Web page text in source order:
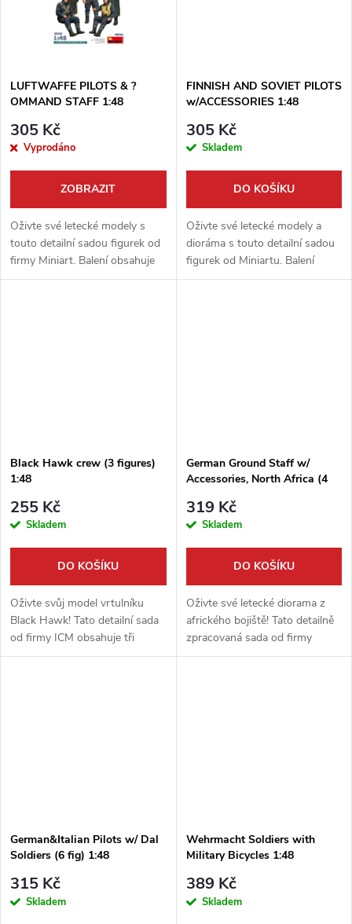
LUFTWAFFE PILOTS & ?
OMMAND STAFF 1:48
305 Kč
Vyprodáno
ZOBRAZIT
Oživte své letecké modely s
touto detailní sadou figurek od
firmy Miniart. Balení obsahuje
figurky pilotů a členů
FINNISH AND SOVIET PILOTS
w/ACCESSORIES 1:48
305 Kč
Skladem
DO KOŠÍKU
Oživte své letecké modely a
dioráma s touto detailní sadou
figurek od Miniartu. Balení
obsahuje postavy finských a
Black Hawk crew (3 figures)
1:48
255 Kč
Skladem
DO KOŠÍKU
Oživte svůj model vrtulníku
Black Hawk! Tato detailní sada
od firmy ICM obsahuje tři
figurky moderní americké
German Ground Staff w/
Accessories, North Africa (4
319 Kč
Skladem
DO KOŠÍKU
Oživte své letecké diorama z
afrického bojiště! Tato detailně
zpracovaná sada od firmy
Miniart obsahuje čtyři figurky
German&Italian Pilots w/ Dal
Soldiers (6 fig) 1:48
315 Kč
Skladem
Wehrmacht Soldiers with
Military Bicycles 1:48
389 Kč
Skladem